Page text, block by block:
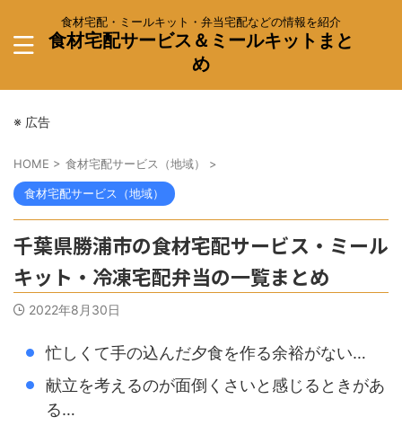
食材宅配・ミールキット・弁当宅配などの情報を紹介
食材宅配サービス＆ミールキットまと
め
※ 広告
HOME > 食材宅配サービス（地域） >
食材宅配サービス（地域）
千葉県勝浦市の食材宅配サービス・ミール
キット・冷凍宅配弁当の一覧まとめ
2022年8月30日
忙しくて手の込んだ夕食を作る余裕がない…
献立を考えるのが面倒くさいと感じるときがあ
る…